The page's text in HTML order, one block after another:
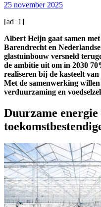
25 november 2025
[ad_1]
Albert Heijn gaat samen
Barendrecht en
glastuinbouw versneld
de ambitie uit om in 2030
realiseren bij de kasteelt
Met de samenwerking
verduurzaming en
Duurzame energie